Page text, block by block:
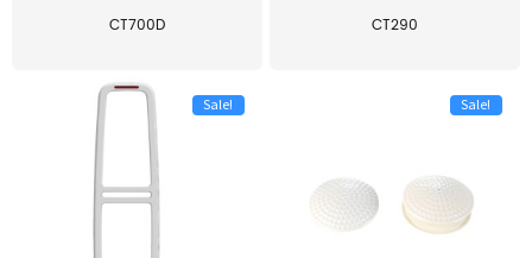
CT700D CT290
Sale! Sale!